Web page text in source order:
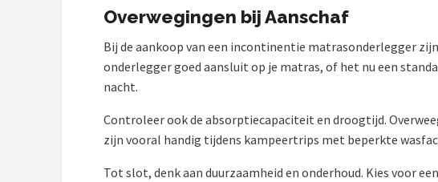
Overwegingen bij Aanschaf
Bij de aankoop van een incontinentie matrasonderlegger
onderlegger goed aansluit op je matras, of het nu een
nacht.
Controleer ook de absorptiecapaciteit en droogtijd.
zijn vooral handig tijdens kampeertrips met beperkte
Tot slot, denk aan duurzaamheid en onderhoud. Kies voor